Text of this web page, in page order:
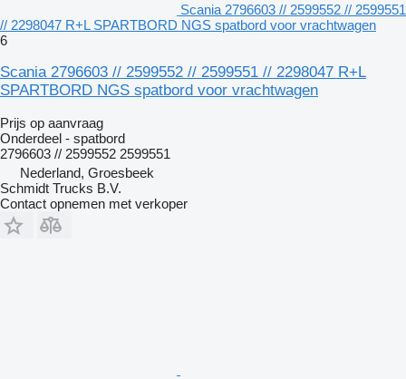
Scania 2796603 // 2599552 // 2599551
// 2298047 R+L SPARTBORD NGS spatbord voor vrachtwagen
6
Scania 2796603 // 2599552 // 2599551 // 2298047 R+L
SPARTBORD NGS spatbord voor vrachtwagen
Prijs op aanvraag
Onderdeel - spatbord
2796603 // 2599552 2599551
Nederland, Groesbeek
Schmidt Trucks B.V.
Contact opnemen met verkoper